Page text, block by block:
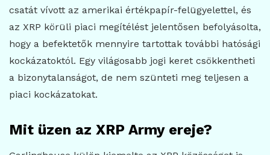
csatát vívott az amerikai értékpapír-felügyelettel, és
az XRP körüli piaci megítélést jelentősen befolyásolta,
hogy a befektetők mennyire tartottak további hatósági
kockázatoktól. Egy világosabb jogi keret csökkentheti
a bizonytalanságot, de nem szünteti meg teljesen a
piaci kockázatokat.
Mit üzen az XRP Army ereje?